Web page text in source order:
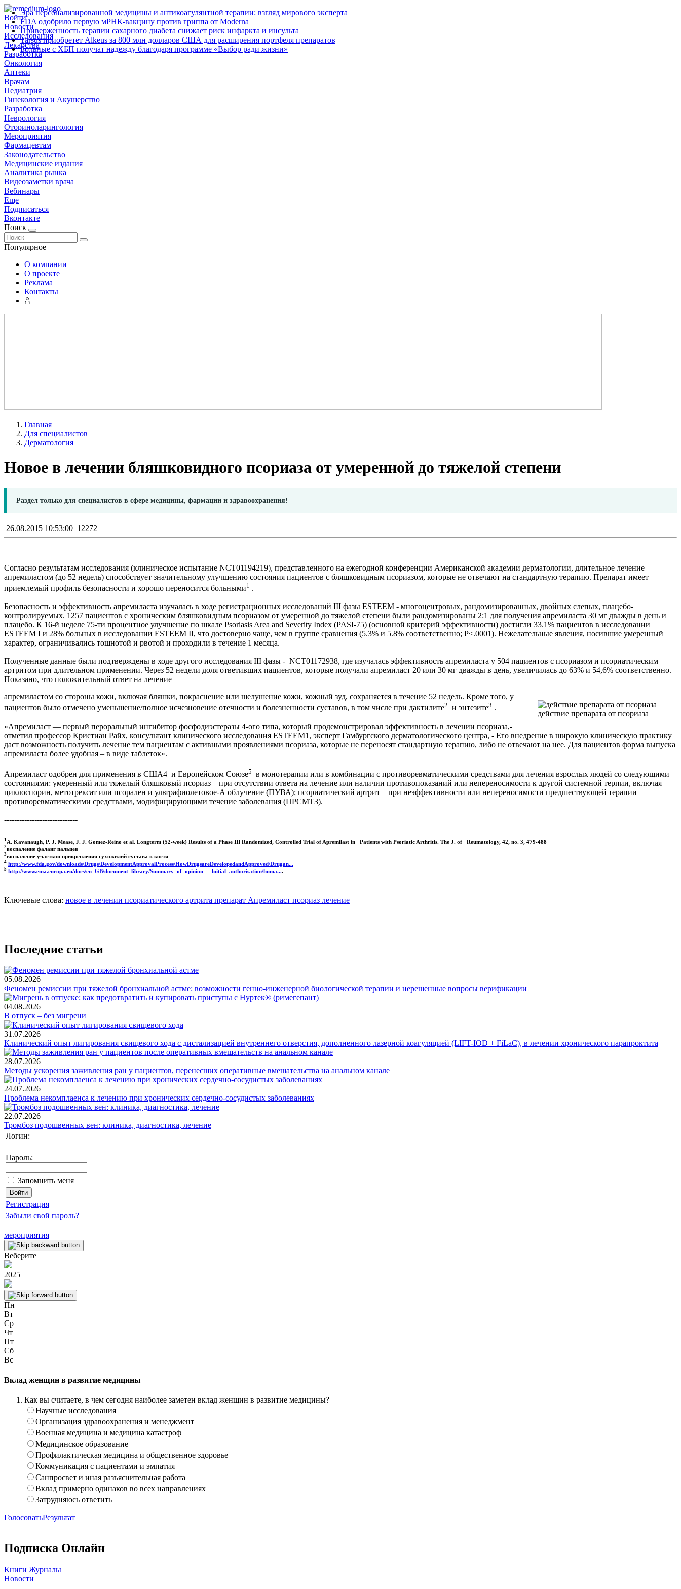
Войти
Новости
Исследования
Лекарства
Разработка
Онкология
Аптеки
Врачам
Педиатрия
Гинекология и Акушерство
Разработка
Неврология
Оториноларингология
Мероприятия
Фармацевтам
Законодательство
Медицинские издания
Аналитика рынка
Видеозаметки врача
Вебинары
Еще
Подписаться
Вконтакте
Поиск
Популярное
Эра персонализированной медицины и антикоагулянтной терапии: взгляд мирового эксперта
FDA одобрило первую мРНК‑вакцину против гриппа от Moderna
Приверженность терапии сахарного диабета снижает риск инфаркта и инсульта
Tarsus приобретет Alkeus за 800 млн долларов США для расширения портфеля препаратов
Больные с ХБП получат надежду благодаря программе «Выбор ради жизни»
О компании
О проекте
Реклама
Контакты
Главная
Для специалистов
Дерматология
Новое в лечении бляшковидного псориаза от умеренной до тяжелой степени
Раздел только для специалистов в сфере медицины, фармации и здравоохранения!
26.08.2015 10:53:00 12272
Согласно результатам исследования (клиническое испытание NCT01194219), представленного на ежегодной конференции Американской академии дерматологии, длительное лечение
апремиластом (до 52 недель) способствует значительному улучшению состояния пациентов с бляшковидным псориазом, которые не отвечают на стандартную терапию. Препарат имеет
приемлемый профиль безопасности и хорошо переносится больными1 .
Безопасность и эффективность апремиласта изучалась в ходе регистрационных исследований III фазы ESTEEM - многоцентровых, рандомизированных, двойных слепых, плацебо-
контролируемых. 1257 пациентов с хроническим бляшковидным псориазом от умеренной до тяжелой степени были рандомизированы 2:1 для получения апремиласта 30 мг дважды в день и
плацебо. К 16-й неделе 75-ти процентное улучшение по шкале Psoriasis Area and Severity Index (PASI-75) (основной критерий эффективности) достигли 33.1% пациентов в исследовании
ESTEEM I и 28% больных в исследовании ESTEEM II, что достоверно чаще, чем в группе сравнения (5.3% и 5.8% соответственно; P<.0001). Нежелательные явления, носившие умеренный
характер, ограничивались тошнотой и рвотой и проходили в течение 1 месяца.
Полученные данные были подтверждены в ходе другого исследования III фазы - NCT01172938, где изучалась эффективность апремиласта у 504 пациентов с псориазом и псориатическим
артритом при длительном применении. Через 52 недели доля ответивших пациентов, которые получали апремиласт 20 или 30 мг дважды в день, увеличилась до 63% и 54,6% соответственно.
Показано, что положительный ответ на лечение
действие препарата от псориаза
апремиластом со стороны кожи, включая бляшки, покраснение или шелушение кожи, кожный зуд, сохраняется в течение 52 недель. Кроме того, у
пациентов было отмечено уменьшение/полное исчезновение отечности и болезненности суставов, в том числе при дактилите2 и энтезите3 .
«Апремиласт — первый пероральный ингибитор фосфодиэстеразы 4-ого типа, который продемонстрировал эффективность в лечении псориаза,-
отметил профессор Кристиан Райх, консультант клинического исследования ESTEEM1, эксперт Гамбургского дерматологического центра, - Его внедрение в широкую клиническую практику
даст возможность получить лечение тем пациентам с активными проявлениями псориаза, которые не переносят стандартную терапию, либо не отвечают на нее. Для пациентов форма выпуска
апремиласта более удобная – в виде таблеток».
Апремиласт одобрен для применения в США4 и Европейском Союзе5 в монотерапии или в комбинации с противоревматическими средствами для лечения взрослых людей со следующими
состояниями: умеренный или тяжелый бляшковый псориаз – при отсутствии ответа на лечение или наличии противопоказаний или непереносимости к другой системной терпии, включая
циклоспорин, метотрексат или псорален и ультрафиолетовое-А облучение (ПУВА); псориатический артрит – при неэффективности или непереносимости предшествующей терапии
противоревматическими средствами, модифицирующими течение заболевания (ПРСМТЗ).
-----------------------------
1 A. Kavanaugh, P. J. Mease, J. J. Gomez-Reino et al. Longterm (52-week) Results of a Phase III Randomized, Controlled Trial of Apremilast in Patients with Psoriatic Arthritis. The J. of Reumatology, 42, no. 3, 479-488
2воспаление фаланг пальцев
3воспаление участков прикрепления сухожилий сустава к кости
4 http://www.fda.gov/downloads/Drugs/DevelopmentApprovalProcess/HowDrugsareDevelopedandApproved/Drugan...
5 http://www.ema.europa.eu/docs/en_GB/document_library/Summary_of_opinion_-_Initial_authorisation/huma....
Ключевые слова: новое в лечении псориатического артрита препарат Апремиласт псориаз лечение
Последние статьи
05.08.2026
Феномен ремиссии при тяжелой бронхиальной астме: возможности генно-инженерной биологической терапии и нерешенные вопросы верификации
04.08.2026
В отпуск – без мигрени
31.07.2026
Клинический опыт лигирования свищевого хода с дистализацией внутреннего отверстия, дополненного лазерной коагуляцией (LIFT-IOD + FiLaC), в лечении хронического парапроктита
28.07.2026
Методы ускорения заживления ран у пациентов, перенесших оперативные вмешательства на анальном канале
24.07.2026
Проблема некомплаенса к лечению при хронических сердечно-сосудистых заболеваниях
22.07.2026
Тромбоз подошвенных вен: клиника, диагностика, лечение
Логин:
Пароль:
Запомнить меня
Регистрация
Забыли свой пароль?
мероприятия
Веберите
2025
Пн
Вт
Ср
Чт
Пт
Сб
Вс
Вклад женщин в развитие медицины
Как вы считаете, в чем сегодня наиболее заметен вклад женщин в развитие медицины?
Научные исследования
Организация здравоохранения и менеджмент
Военная медицина и медицина катастроф
Медицинское образование
Профилактическая медицина и общественное здоровье
Коммуникация с пациентами и эмпатия
Санпросвет и иная разъяснительная работа
Вклад примерно одинаков во всех направлениях
Затрудняюсь ответить
ГолосоватьРезультат
Подписка Онлайн
Книги Журналы
Новости